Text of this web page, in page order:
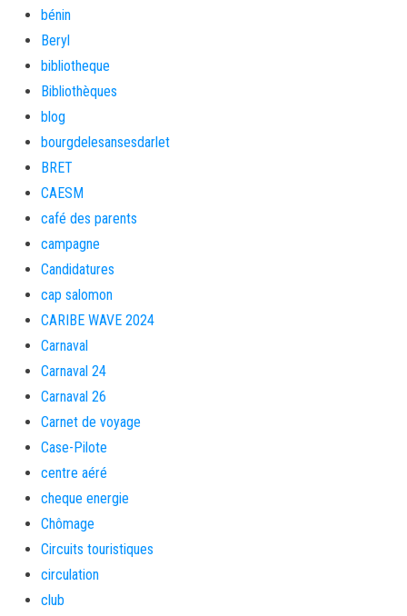
bénin
Beryl
bibliotheque
Bibliothèques
blog
bourgdelesansesdarlet
BRET
CAESM
café des parents
campagne
Candidatures
cap salomon
CARIBE WAVE 2024
Carnaval
Carnaval 24
Carnaval 26
Carnet de voyage
Case-Pilote
centre aéré
cheque energie
Chômage
Circuits touristiques
circulation
club